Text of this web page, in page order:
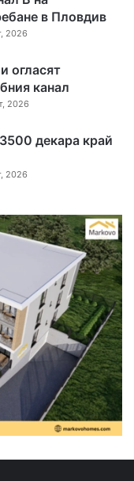
в Пловдив
2026
огласят
канал
2026
декара край
2026